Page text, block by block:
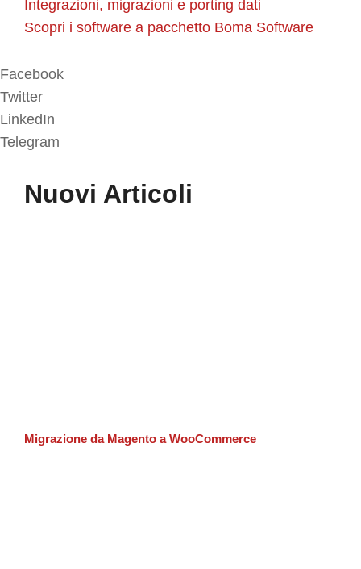
Integrazioni, migrazioni e porting dati
Scopri i software a pacchetto Boma Software
Facebook
Twitter
LinkedIn
Telegram
Nuovi Articoli
Migrazione da Magento a WooCommerce